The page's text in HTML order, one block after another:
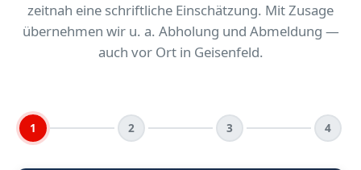
zeitnah eine schriftliche Einschätzung. Mit Zusage
übernehmen wir u. a. Abholung und Abmeldung —
auch vor Ort in Geisenfeld.
1 2 3 4